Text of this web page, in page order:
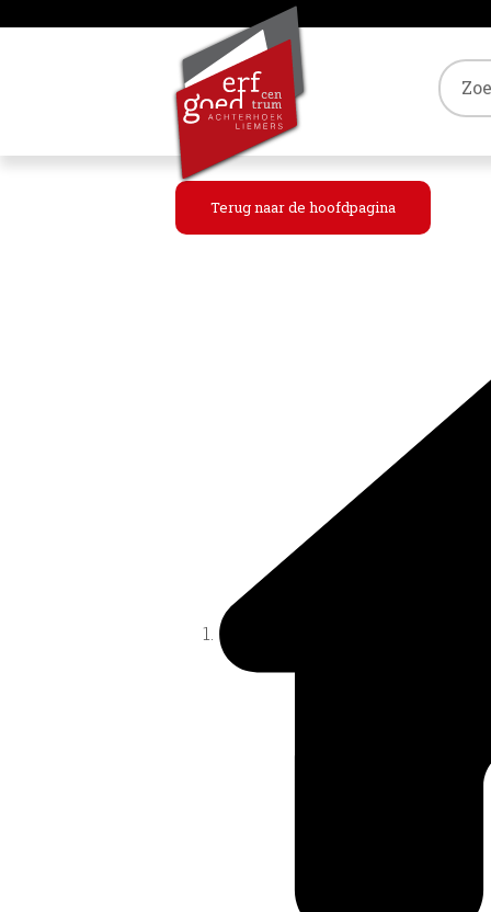
Terug naar de hoofdpagina